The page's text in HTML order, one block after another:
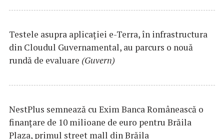
Testele asupra aplicaţiei e-Terra, în infrastructura
din Cloudul Guvernamental, au parcurs o nouă
rundă de evaluare (Guvern)
NestPlus semnează cu Exim Banca Românească o
finanțare de 10 milioane de euro pentru Brăila
Plaza, primul street mall din Brăila